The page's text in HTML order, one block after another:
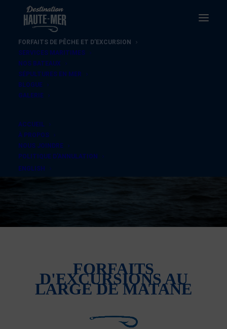
FORFAITS DE PÊCHE ET D’EXCURSION
SERVICES MARITIMES
NOS BATEAUX
SÉPULTURES EN MER
BLOGUE
GALERIE
ACCUEIL
À PROPOS
NOUS JOINDRE
POLITIQUE D’ANNULATION
ENGLISH
FORFAITS
D'EXCURSIONS AU
LARGE DE MATANE